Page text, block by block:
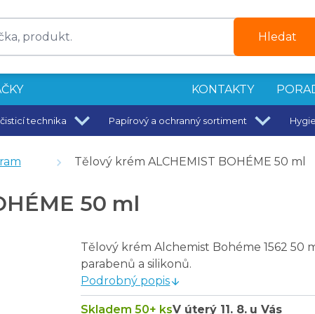
Hledat
KONTAKTY
technika Papírový a ochranný sortiment
Tělový krém ALCHEMIST BOHÉME 50 ml
50 ml
Tělový krém Alchemist Bohéme 1562 50
parabenů a silikonů.
Podrobný popis
Skladem 50+ ksV úterý 11. 8. u Vás